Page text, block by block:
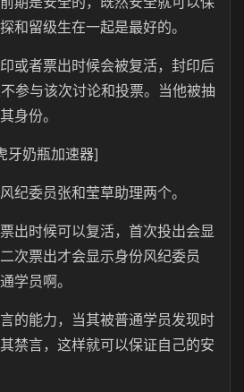
和留级生在一起是最好的。
或者票出时候会被复活，封印后
参与该次讨论和投票。当他被抽
身份。
牙奶瓶加速器]
纪委员张和莹草助理两个。
出时候可以复活，首次投出会显
次票出才会显示身份风纪委员
学员啊。
的能力，当其被普通学员发现时
禁言，这样就可以保证自己的安